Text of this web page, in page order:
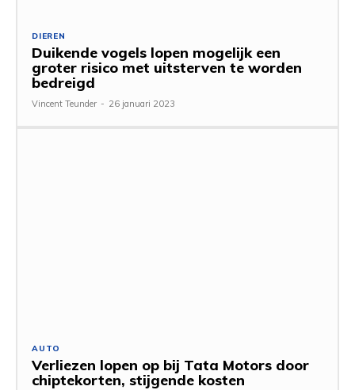
DIEREN
Duikende vogels lopen mogelijk een
groter risico met uitsterven te worden
bedreigd
Vincent Teunder - 26 januari 2023
AUTO
Verliezen lopen op bij Tata Motors door
chiptekorten, stijgende kosten